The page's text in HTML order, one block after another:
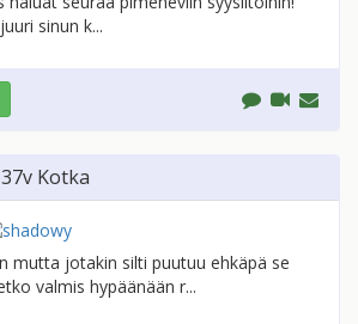
sinun k...
Kotka
mutta jotakin silti puutuu ehkäpä se
valmis hypäänään r...